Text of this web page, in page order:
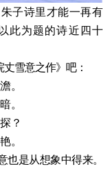
子诗里才能一再有
此为题的诗近四十
雪意之作》吧：
。
。
？
。
也是从想象中得来。